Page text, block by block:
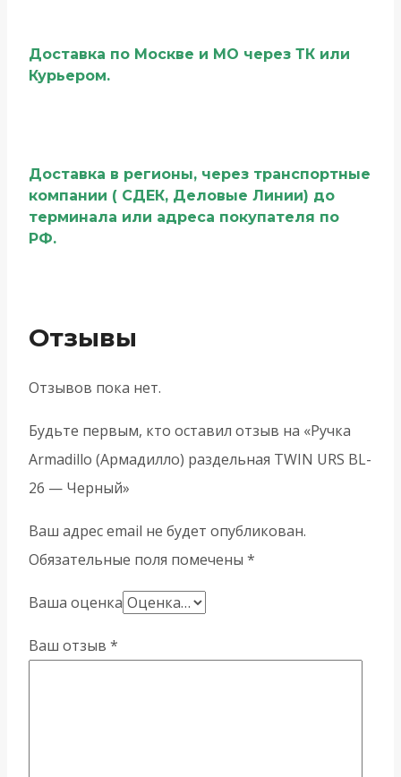
Доставка по Москве и МО через ТК или
Курьером.
Доставка в регионы, через транспортные
компании ( СДЕК, Деловые Линии) до
терминала или адреса покупателя по
РФ.
Отзывы
Отзывов пока нет.
Будьте первым, кто оставил отзыв на «Ручка
Armadillo (Армадилло) раздельная TWIN URS BL-
26 — Черный»
Ваш адрес email не будет опубликован.
Обязательные поля помечены *
Ваша оценка
Ваш отзыв *